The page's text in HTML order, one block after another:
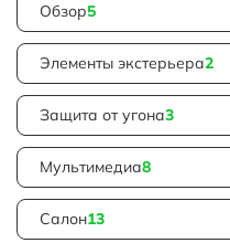
Обзор5
Элементы экстерьера2
Защита от угона3
Мультимедиа8
Салон13